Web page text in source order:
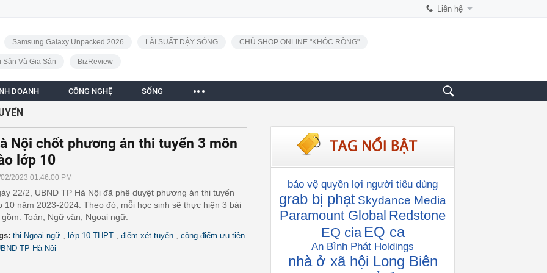
Liên hệ
Samsung Galaxy Unpacked 2026 LÃI SUẤT DẬY SÓNG CHỦ SHOP ONLINE "KHÓC RÒNG"
Sản Và Gia Sản BizReview
DOANH CÔNG NGHỆ SỐNG
Nội chốt phương án thi tuyển 3 môn
lớp 10
2023 01:46:00 PM
22/2, UBND TP Hà Nội đã phê duyệt phương án thi tuyển
10 năm 2023-2024. Theo đó, mỗi học sinh sẽ thực hiện 3 bài
gồm: Toán, Ngữ văn, Ngoại ngữ.
thi Ngoại ngữ lớp 10 THPT điểm xét tuyển cộng điểm ưu tiên
TP Hà Nội
bảo vệ quyền lợi người tiêu dùng
grab bị phạt Skydance Media
Paramount Global Redstone
EQ cia EQ ca
An Bình Phát Holdings
nhà ở xã hội Long Biên